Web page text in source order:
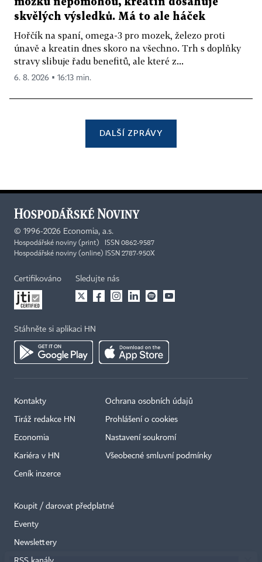
mozku nepomohou, kreatin dosahuje
skvělých výsledků. Má to ale háček
Hořčík na spaní, omega-3 pro mozek, železo proti
únavě a kreatin dnes skoro na všechno. Trh s doplňky
stravy slibuje řadu benefitů, ale které z...
6. 8. 2026 ▪ 16:13 min.
DALŠÍ ZPRÁVY
© 1996-2026 Economia, a.s.
Hospodářské noviny (print) ISSN 0862-9587
Hospodářské noviny (online) ISSN 2787-950X
Certifikováno Sledujte nás
Stáhněte si aplikaci HN
Kontakty
Tiráž redakce HN
Economia
Kariéra v HN
Ceník inzerce
Ochrana osobních údajů
Prohlášení o cookies
Nastavení soukromí
Všeobecné smluvní podmínky
Koupit / darovat předplatné
Eventy
Newslettery